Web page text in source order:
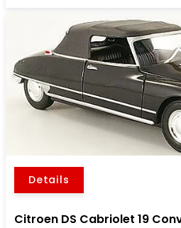
Details
Citroen DS Cabriolet 19